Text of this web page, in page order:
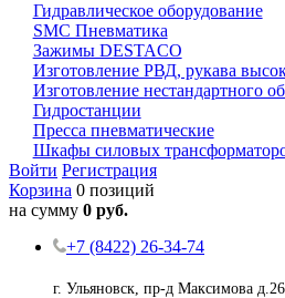
Гидравлическое оборудование
SMC Пневматика
Зажимы DESTACO
Изготовление РВД, рукава
Изготовление нестандартного
Гидростанции
Пресса пневматические
Шкафы силовых
Войти Регистрация
Корзина 0 позиций
на сумму 0 руб.
+7 (8422) 26-34-74
г. Ульяновск, пр-д Максимова д.26